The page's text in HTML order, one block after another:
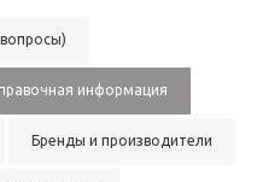
информация
Бренды и производители